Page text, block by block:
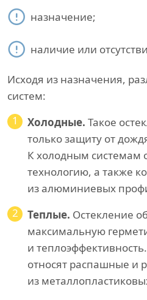
назначение;
наличие или
Исходя из назначения,
систем:
1
Холодные. Такое
только защиту от
К холодным системам
технологию, а также
из алюминиевых
2
Теплые. Остекление
максимальную
и
относят распашные и
из